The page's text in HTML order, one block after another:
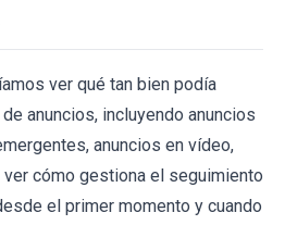
ver qué tan bien podía
anuncios, incluyendo anuncios
anuncios en vídeo,
cómo gestiona el seguimiento
el primer momento y cuando